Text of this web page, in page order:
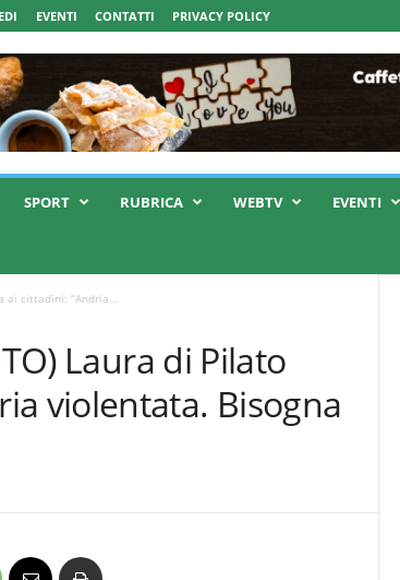
EVENTI CONTATTI PRIVACY POLICY
SPORT RUBRICA WEBTV EVENTI
ai cittadini: “Andria...
Laura di Pilato
violentata. Bisogna